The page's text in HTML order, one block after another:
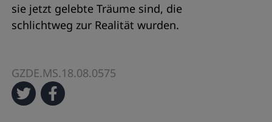
sie jetzt gelebte Träume sind, die
schlichtweg zur Realität wurden.
GZDE.MS.18.08.0575